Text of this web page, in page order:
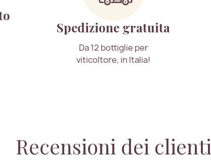
Spedizione gratuita
Da 12 bottiglie per
viticoltore, in Italia!
Recensioni dei clienti